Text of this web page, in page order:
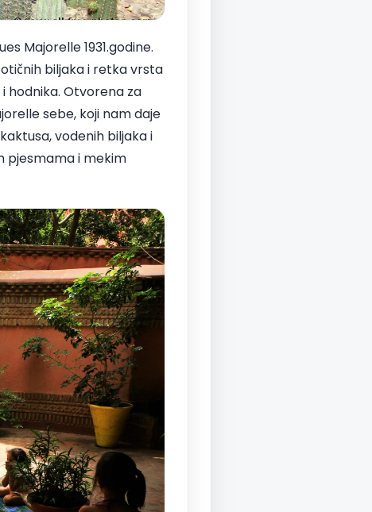
Majorelle 1931.godine.
biljaka i retka vrsta
hodnika. Otvorena za
sebe, koji nam daje
vodenih biljaka i
pjesmama i mekim